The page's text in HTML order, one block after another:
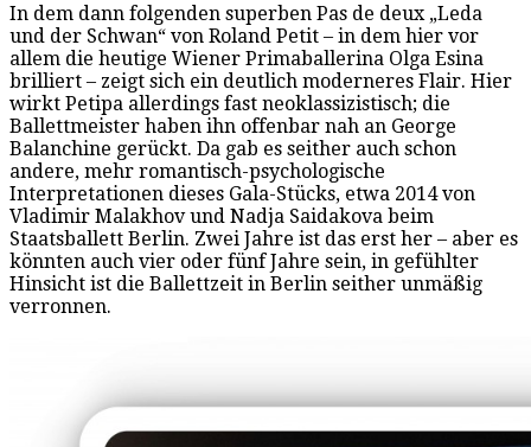
In dem dann folgenden superben Pas de deux „Leda
und der Schwan“ von Roland Petit – in dem hier vor
allem die heutige Wiener Primaballerina Olga Esina
brilliert – zeigt sich ein deutlich moderneres Flair. Hier
wirkt Petipa allerdings fast neoklassizistisch; die
Ballettmeister haben ihn offenbar nah an George
Balanchine gerückt. Da gab es seither auch schon
andere, mehr romantisch-psychologische
Interpretationen dieses Gala-Stücks, etwa 2014 von
Vladimir Malakhov und Nadja Saidakova beim
Staatsballett Berlin. Zwei Jahre ist das erst her – aber es
könnten auch vier oder fünf Jahre sein, in gefühlter
Hinsicht ist die Ballettzeit in Berlin seither unmäßig
verronnen.